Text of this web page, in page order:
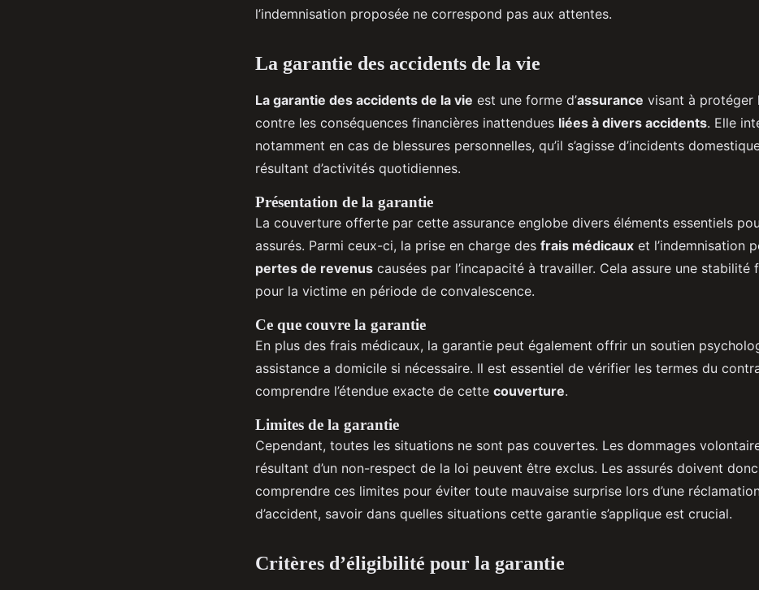
l’indemnisation proposée ne correspond pas aux attentes.
La garantie des accidents de la vie
La garantie des accidents de la vie est une forme d’assurance visant à protéger
contre les conséquences financières inattendues liées à divers accidents. Elle
notamment en cas de blessures personnelles, qu’il s’agisse d’incidents
résultant d’activités quotidiennes.
Présentation de la garantie
La couverture offerte par cette assurance englobe divers éléments essentiels
assurés. Parmi ceux-ci, la prise en charge des frais médicaux et l’indemnisation
pertes de revenus causées par l’incapacité à travailler. Cela assure une stabilité
pour la victime en période de convalescence.
Ce que couvre la garantie
En plus des frais médicaux, la garantie peut également offrir un soutien
assistance a domicile si nécessaire. Il est essentiel de vérifier les termes du
comprendre l’étendue exacte de cette couverture.
Limites de la garantie
Cependant, toutes les situations ne sont pas couvertes. Les dommages
résultant d’un non-respect de la loi peuvent être exclus. Les assurés doivent
comprendre ces limites pour éviter toute mauvaise surprise lors d’une
d’accident, savoir dans quelles situations cette garantie s’applique est crucial.
Critères d’éligibilité pour la garantie